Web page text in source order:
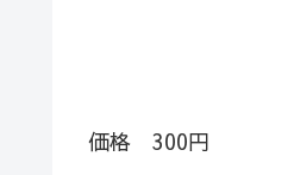
価格 300円